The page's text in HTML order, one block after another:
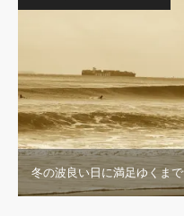
冬の波良い日に満足ゆくま